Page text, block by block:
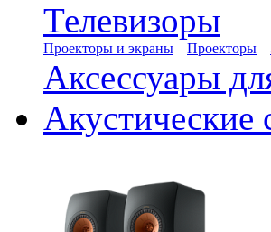
Телевизоры
Проекторы и экраны Проекторы
Аксессуары
Акустические